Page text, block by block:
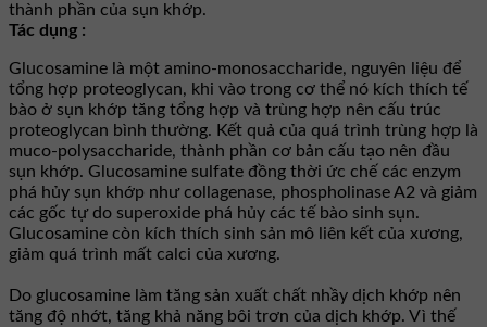
thành phần của sụn khớp.
Tác dụng :
Glucosamine là một amino-monosaccharide, nguyên liệu để
tổng hợp proteoglycan, khi vào trong cơ thể nó kích thích tế
bào ở sụn khớp tăng tổng hợp và trùng hợp nên cấu trúc
proteoglycan bình thường. Kết quả của quá trình trùng hợp là
muco-polysaccharide, thành phần cơ bản cấu tạo nên đầu
sụn khớp. Glucosamine sulfate đồng thời ức chế các enzym
phá hủy sụn khớp như collagenase, phospholinase A2 và giảm
các gốc tự do superoxide phá hủy các tế bào sinh sụn.
Glucosamine còn kích thích sinh sản mô liên kết của xương,
giảm quá trình mất calci của xương.
Do glucosamine làm tăng sản xuất chất nhầy dịch khớp nên
tăng độ nhớt, tăng khả năng bôi trơn của dịch khớp. Vì thế